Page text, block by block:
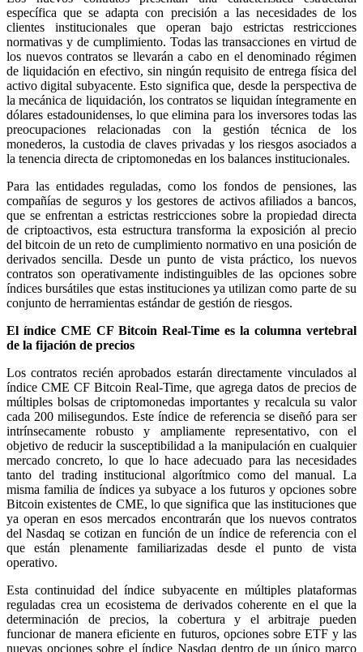
específica que se adapta con precisión a las necesidades de los
clientes institucionales que operan bajo estrictas restricciones
normativas y de cumplimiento. Todas las transacciones en virtud de
los nuevos contratos se llevarán a cabo en el denominado régimen
de liquidación en efectivo, sin ningún requisito de entrega física del
activo digital subyacente. Esto significa que, desde la perspectiva de
la mecánica de liquidación, los contratos se liquidan íntegramente en
dólares estadounidenses, lo que elimina para los inversores todas las
preocupaciones relacionadas con la gestión técnica de los
monederos, la custodia de claves privadas y los riesgos asociados a
la tenencia directa de criptomonedas en los balances institucionales.
Para las entidades reguladas, como los fondos de pensiones, las
compañías de seguros y los gestores de activos afiliados a bancos,
que se enfrentan a estrictas restricciones sobre la propiedad directa
de criptoactivos, esta estructura transforma la exposición al precio
del bitcoin de un reto de cumplimiento normativo en una posición de
derivados sencilla. Desde un punto de vista práctico, los nuevos
contratos son operativamente indistinguibles de las opciones sobre
índices bursátiles que estas instituciones ya utilizan como parte de su
conjunto de herramientas estándar de gestión de riesgos.
El índice CME CF Bitcoin Real-Time es la columna vertebral
de la fijación de precios
Los contratos recién aprobados estarán directamente vinculados al
índice CME CF Bitcoin Real-Time, que agrega datos de precios de
múltiples bolsas de criptomonedas importantes y recalcula su valor
cada 200 milisegundos. Este índice de referencia se diseñó para ser
intrínsecamente robusto y ampliamente representativo, con el
objetivo de reducir la susceptibilidad a la manipulación en cualquier
mercado concreto, lo que lo hace adecuado para las necesidades
tanto del trading institucional algorítmico como del manual. La
misma familia de índices ya subyace a los futuros y opciones sobre
Bitcoin existentes de CME, lo que significa que las instituciones que
ya operan en esos mercados encontrarán que los nuevos contratos
del Nasdaq se cotizan en función de un índice de referencia con el
que están plenamente familiarizadas desde el punto de vista
operativo.
Esta continuidad del índice subyacente en múltiples plataformas
reguladas crea un ecosistema de derivados coherente en el que la
determinación de precios, la cobertura y el arbitraje pueden
funcionar de manera eficiente en futuros, opciones sobre ETF y las
nuevas opciones sobre el índice Nasdaq dentro de un único marco